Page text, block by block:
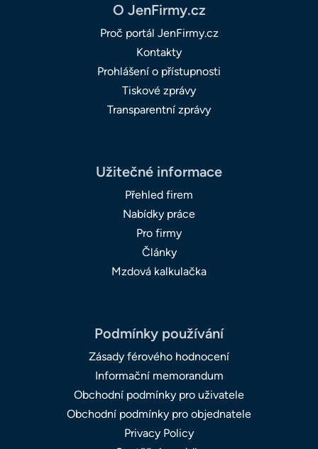
O JenFirmy.cz
Proč portál JenFirmy.cz
Kontakty
Prohlášení o přístupnosti
Tiskové zprávy
Transparentní zprávy
Užitečné informace
Přehled firem
Nabídky práce
Pro firmy
Články
Mzdová kalkulačka
Podmínky používání
Zásady férového hodnocení
Informační memorandum
Obchodní podmínky pro uživatele
Obchodní podmínky pro objednatele
Privacy Policy